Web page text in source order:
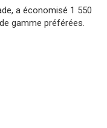
a économisé 1 550
gamme préférées.